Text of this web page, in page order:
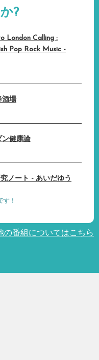
?
London Calling :
Pop Rock Music -
酒場
ン健康論
ノート - あいだゆう
す！
の番組についてはこちら